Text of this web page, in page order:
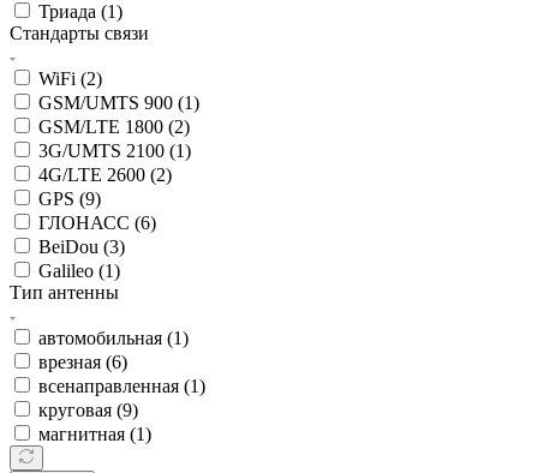
Триада (1)
Стандарты связи
WiFi (2)
GSM/UMTS 900 (1)
GSM/LTE 1800 (2)
3G/UMTS 2100 (1)
4G/LTE 2600 (2)
GPS (9)
ГЛОНАСС (6)
BeiDou (3)
Galileo (1)
Тип антенны
автомобильная (1)
врезная (6)
всенаправленная (1)
круговая (9)
магнитная (1)